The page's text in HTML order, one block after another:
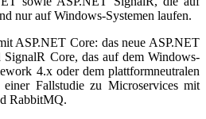
nur auf Windows-Systemen laufen.
ASP.NET Core: das neue ASP.NET
Core, das auf dem Windows-
4.x oder dem plattformneutralen
Fallstudie zu Microservices mit
RabbitMQ.